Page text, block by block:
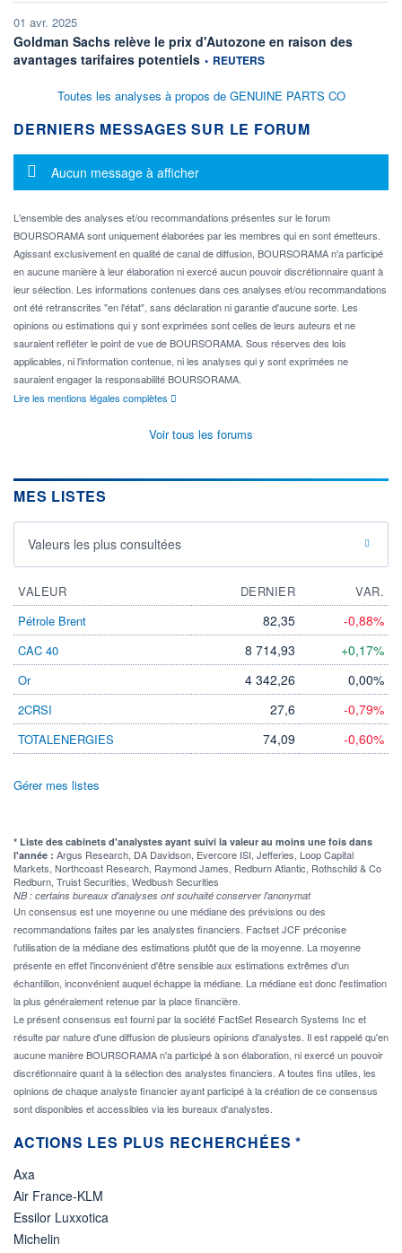
01 avr. 2025
Goldman Sachs relève le prix d'Autozone en raison des
avantages tarifaires potentiels information fournie par
• REUTERS
Toutes les analyses à propos de GENUINE PARTS CO
DERNIERS MESSAGES SUR LE FORUM
Message d'information
Aucun message à afficher
L'ensemble des analyses et/ou recommandations présentes sur le forum
BOURSORAMA sont uniquement élaborées par les membres qui en sont émetteurs.
Agissant exclusivement en qualité de canal de diffusion, BOURSORAMA n'a participé
en aucune manière à leur élaboration ni exercé aucun pouvoir discrétionnaire quant à
leur sélection. Les informations contenues dans ces analyses et/ou recommandations
ont été retranscrites "en l'état", sans déclaration ni garantie d'aucune sorte. Les
opinions ou estimations qui y sont exprimées sont celles de leurs auteurs et ne
sauraient refléter le point de vue de BOURSORAMA. Sous réserves des lois
applicables, ni l'information contenue, ni les analyses qui y sont exprimées ne
sauraient engager la responsabilité BOURSORAMA.
Lire les mentions légales complètes
Voir tous les forums
MES LISTES
Valeurs les plus consultées
VALEUR DERNIER
VAR.
Pétrole Brent
82,35 -0,88%
CAC 40 8 714,93 +0,17%
Or 4 342,26 0,00%
2CRSI 27,6 -0,79%
TOTALENERGIES 74,09 -0,60%
Gérer mes listes
* Liste des cabinets d'analystes ayant suivi la valeur au moins une fois dans
l'année : Argus Research, DA Davidson, Evercore ISI, Jefferies, Loop Capital
Markets, Northcoast Research, Raymond James, Redburn Atlantic, Rothschild & Co
Redburn, Truist Securities, Wedbush Securities
NB : certains bureaux d'analyses ont souhaité conserver l'anonymat
Un consensus est une moyenne ou une médiane des prévisions ou des
recommandations faites par les analystes financiers. Factset JCF préconise
l'utilisation de la médiane des estimations plutôt que de la moyenne. La moyenne
présente en effet l'inconvénient d'être sensible aux estimations extrêmes d'un
échantillon, inconvénient auquel échappe la médiane. La médiane est donc l'estimation
la plus généralement retenue par la place financière.
Le présent consensus est fourni par la société FactSet Research Systems Inc et
résulte par nature d'une diffusion de plusieurs opinions d'analystes. Il est rappelé qu'en
aucune manière BOURSORAMA n'a participé à son élaboration, ni exercé un pouvoir
discrétionnaire quant à la sélection des analystes financiers. A toutes fins utiles, les
opinions de chaque analyste financier ayant participé à la création de ce consensus
sont disponibles et accessibles via les bureaux d'analystes.
ACTIONS LES PLUS RECHERCHÉES *
Axa
Air France-KLM
Essilor Luxxotica
Michelin